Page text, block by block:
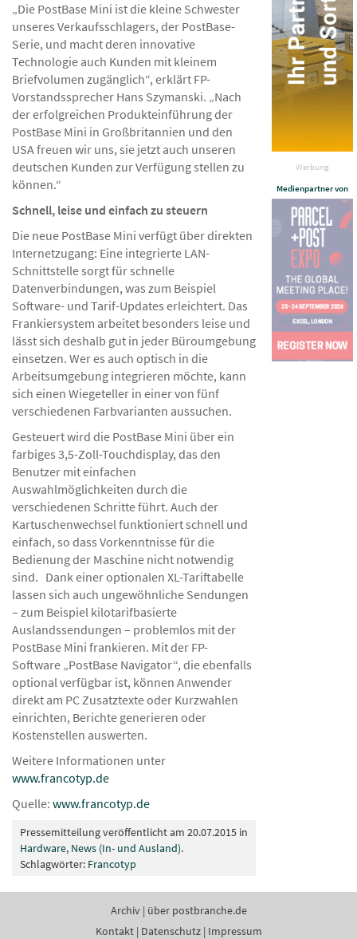
Werbung
Medienpartner von
„Die PostBase Mini ist die kleine Schwester
unseres Verkaufsschlagers, der PostBase-
Serie, und macht deren innovative
Technologie auch Kunden mit kleinem
Briefvolumen zugänglich“, erklärt FP-
Vorstandssprecher Hans Szymanski. „Nach
der erfolgreichen Produkteinführung der
PostBase Mini in Großbritannien und den
USA freuen wir uns, sie jetzt auch unseren
deutschen Kunden zur Verfügung stellen zu
können.“
Schnell, leise und einfach zu steuern
Die neue PostBase Mini verfügt über direkten
Internetzugang: Eine integrierte LAN-
Schnittstelle sorgt für schnelle
Datenverbindungen, was zum Beispiel
Software- und Tarif-Updates erleichtert. Das
Frankiersystem arbeitet besonders leise und
lässt sich deshalb gut in jeder Büroumgebung
einsetzen. Wer es auch optisch in die
Arbeitsumgebung integrieren möchte, kann
sich einen Wiegeteller in einer von fünf
verschiedenen Farbvarianten aussuchen.
Gesteuert wird die PostBase Mini über ein
farbiges 3,5-Zoll-Touchdisplay, das den
Benutzer mit einfachen
Auswahlmöglichkeiten durch die
verschiedenen Schritte führt. Auch der
Kartuschenwechsel funktioniert schnell und
einfach, so dass Vorkenntnisse für die
Bedienung der Maschine nicht notwendig
sind. Dank einer optionalen XL-Tariftabelle
lassen sich auch ungewöhnliche Sendungen
– zum Beispiel kilotarifbasierte
Auslandssendungen – problemlos mit der
PostBase Mini frankieren. Mit der FP-
Software „PostBase Navigator“, die ebenfalls
optional verfügbar ist, können Anwender
direkt am PC Zusatztexte oder Kurzwahlen
einrichten, Berichte generieren oder
Kostenstellen auswerten.
Weitere Informationen unter
www.francotyp.de
Quelle: www.francotyp.de
Pressemitteilung veröffentlicht am 20.07.2015 in
Hardware, News (In- und Ausland).
Schlagwörter: Francotyp
Archiv| über postbranche.de
Kontakt| Datenschutz| Impressum